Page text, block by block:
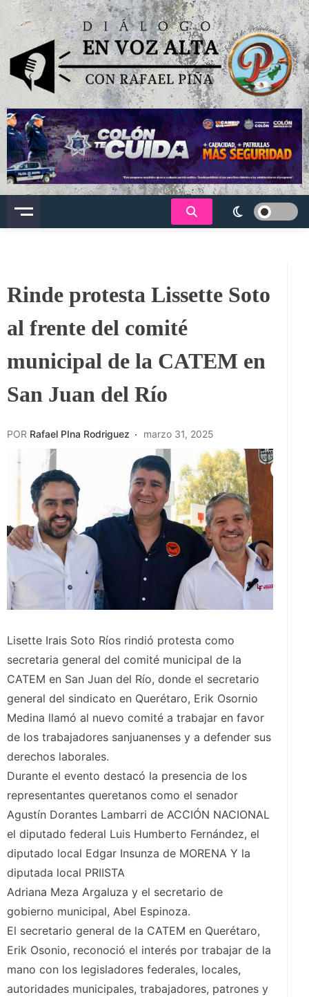
Saltar
al
contenido
Dialogo en voz alta
Rinde protesta Lissette Soto
al frente del comité
municipal de la CATEM en
San Juan del Río
POR Rafael PIna Rodriguez marzo 31, 2025
Lisette Irais Soto Ríos rindió protesta como
secretaria general del comité municipal de la
CATEM en San Juan del Río, donde el secretario
general del sindicato en Querétaro, Erik Osornio
Medina llamó al nuevo comité a trabajar en favor
de los trabajadores sanjuanenses y a defender sus
derechos laborales.
Durante el evento destacó la presencia de los
representantes queretanos como el senador
Agustín Dorantes Lambarri de ACCIÓN NACIONAL
el diputado federal Luis Humberto Fernández, el
diputado local Edgar Insunza de MORENA Y la
diputada local PRIISTA
Adriana Meza Argaluza y el secretario de
gobierno municipal, Abel Espinoza.
El secretario general de la CATEM en Querétaro,
Erik Osonio, reconoció el interés por trabajar de la
mano con los legisladores federales, locales,
autoridades municipales, trabajadores, patrones y